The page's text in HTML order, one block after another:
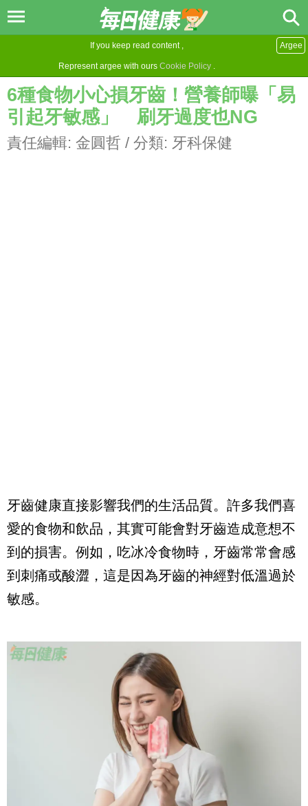
If you keep read content ,
Represent argee with ours Cookie Policy .
Argee
6種食物小心損牙齒！營養師曝「易
引起牙敏感」 刷牙過度也NG
責任編輯: 金圓哲 / 分類: 牙科保健
牙齒健康直接影響我們的生活品質。許多我們喜
愛的食物和飲品，其實可能會對牙齒造成意想不
到的損害。例如，吃冰冷食物時，牙齒常常會感
到刺痛或酸澀，這是因為牙齒的神經對低溫過於
敏感。